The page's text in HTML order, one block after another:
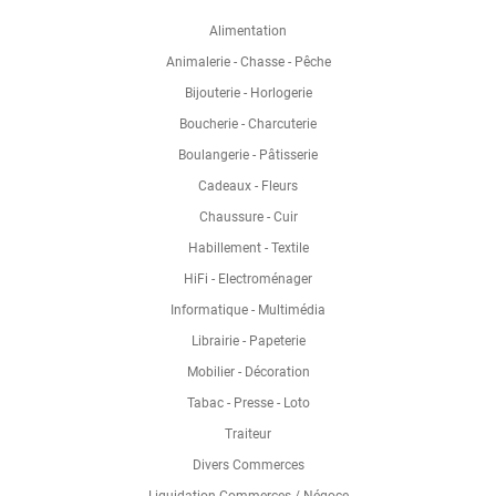
Alimentation
Animalerie - Chasse - Pêche
Bijouterie - Horlogerie
Boucherie - Charcuterie
Boulangerie - Pâtisserie
Cadeaux - Fleurs
Chaussure - Cuir
Habillement - Textile
HiFi - Electroménager
Informatique - Multimédia
Librairie - Papeterie
Mobilier - Décoration
Tabac - Presse - Loto
Traiteur
Divers Commerces